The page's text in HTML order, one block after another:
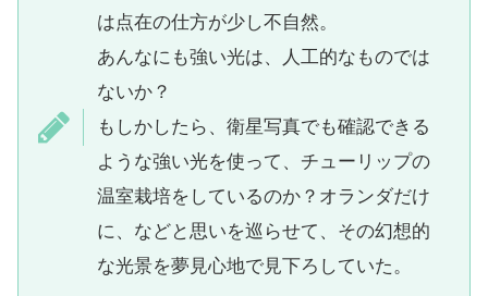
は点在の仕方が少し不自然。
あんなにも強い光は、人工的なものでは
ないか？
もしかしたら、衛星写真でも確認できる
ような強い光を使って、チューリップの
温室栽培をしているのか？オランダだけ
に、などと思いを巡らせて、その幻想的
な光景を夢見心地で見下ろしていた。